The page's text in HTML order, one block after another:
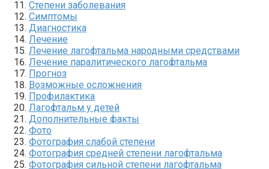
Степени заболевания
Симптомы
Диагностика
Лечение
Лечение лагофтальма народными средствами
Лечение паралитического лагофтальма
Прогноз
Возможные осложнения
Профилактика
Лагофтальм у детей
Дополнительные факты
Фото
Фотография слабой степени
Фотография средней степени лагофтальма
Фотография сильной степени лагофтальма